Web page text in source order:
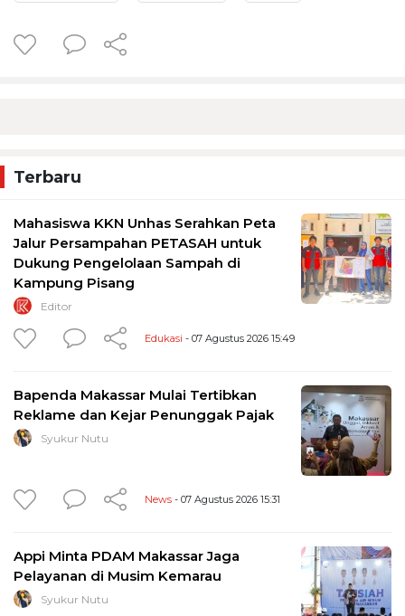
Terbaru
Mahasiswa KKN Unhas Serahkan Peta
Jalur Persampahan PETASAH untuk
Dukung Pengelolaan Sampah di
Kampung Pisang
Editor
Edukasi - 07 Agustus 2026 15:49
Bapenda Makassar Mulai Tertibkan
Reklame dan Kejar Penunggak Pajak
Syukur Nutu
News - 07 Agustus 2026 15:31
Appi Minta PDAM Makassar Jaga
Pelayanan di Musim Kemarau
Syukur Nutu